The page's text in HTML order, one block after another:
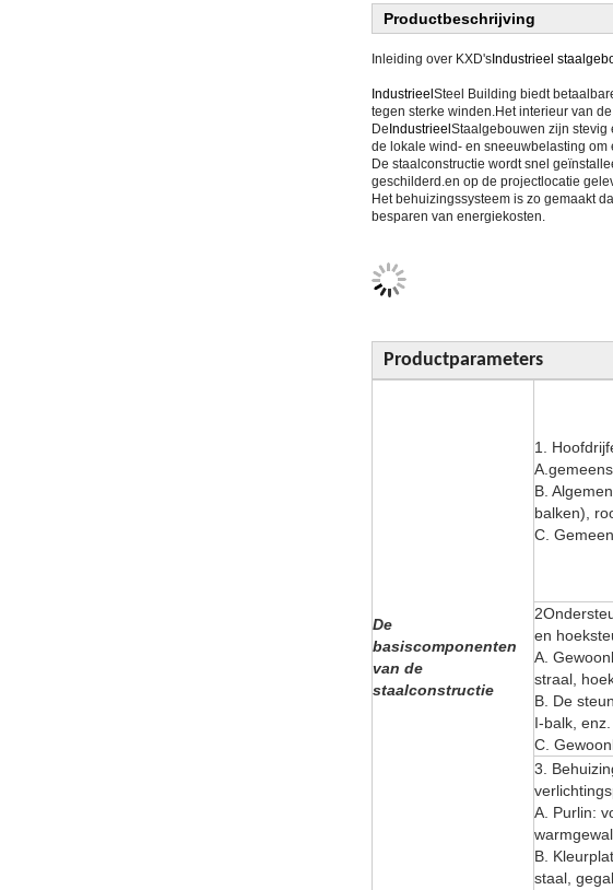
Productbeschrijving
Inleiding over KXD'sIndustrieel
IndustrieelSteel Building biedt
tegen sterke winden.Het interieur van
DeIndustrieelStaalgebouwen zijn stevig
de lokale wind- en sneeuwbelasting om
De staalconstructie wordt snel
geschilderd.en op de projectlocatie
Het behuizingssysteem is zo gemaakt
besparen van energiekosten.
Productparameters
De
basiscomponenten
van de
staalconstructie
1.
B.
balken),
C.
en
A.
straal,
B. De
I-balk,
C.
3.
A. Purlin:
B.
staal,